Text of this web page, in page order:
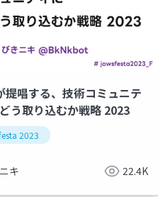
提唱する、技術コミュニテ
う取り込むか戦略 2023
2023
キ 22.4K